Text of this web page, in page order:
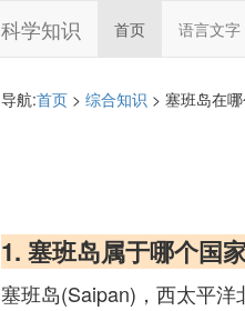
科学知识 首页 语言文字
导航:首页 > 综合知识 > 塞班岛在
1. 塞班岛属于哪个国
塞班岛(Saipan)，西太平洋